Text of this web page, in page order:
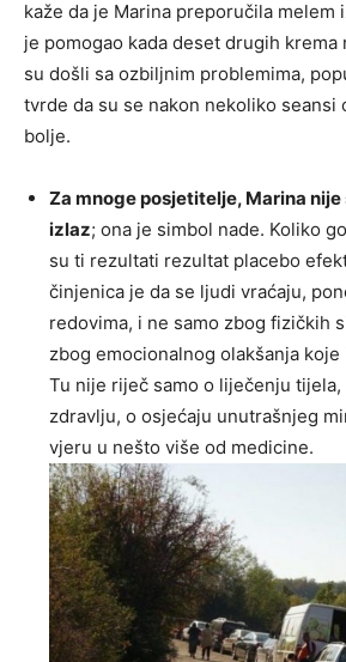
kaže da je Marina preporučila melem
je pomogao kada deset drugih krema
su došli sa ozbiljnim problemima,
tvrde da su se nakon nekoliko seansi
bolje.
Za mnoge posjetitelje, Marina
izlaz; ona je simbol nade. Koliko
su ti rezultati rezultat placebo
činjenica je da se ljudi vraćaju,
redovima, i ne samo zbog fizičkih
zbog emocionalnog olakšanja
Tu nije riječ samo o liječenju
zdravlju, o osjećaju unutrašnjeg
vjeru u nešto više od medicine.